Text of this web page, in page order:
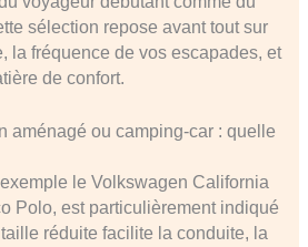
sélection repose avant tout sur
la fréquence de vos escapades, et
de confort.
aménagé ou camping-car : quelle
le Volkswagen California
Polo, est particulièrement indiqué
réduite facilite la conduite, la